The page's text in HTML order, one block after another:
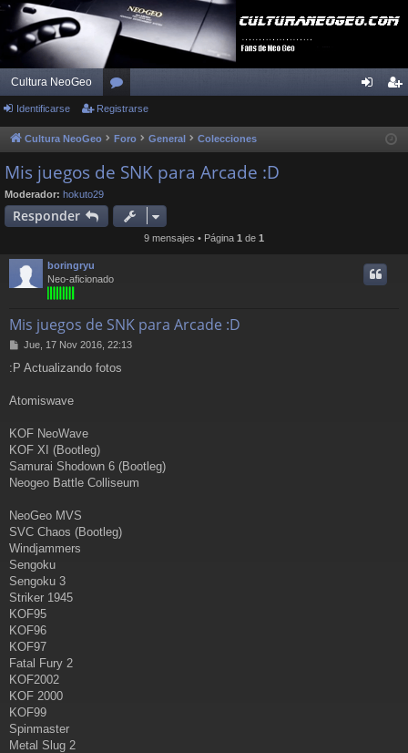
Cultura NeoGeo
or
os ist
Identificarse Registrarse
Cultura NeoGeo Foro General Colecciones
Mis juegos de SNK para Arcade :D
Moderador: hokuto29
Responder
9 mensajes • Página 1 de 1
boringryu
Neo-aficionado
Mis juegos de SNK para Arcade :D
M
n
a
Jue, 17 Nov 2016, 22:13
:P Actualizando fotos
Atomiswave
KOF NeoWave
KOF XI (Bootleg)
Samurai Shodown 6 (Bootleg)
Neogeo Battle Colliseum
NeoGeo MVS
SVC Chaos (Bootleg)
Windjammers
Sengoku
Sengoku 3
Striker 1945
KOF95
KOF96
KOF97
Fatal Fury 2
KOF2002
KOF 2000
KOF99
Spinmaster
Metal Slug 2